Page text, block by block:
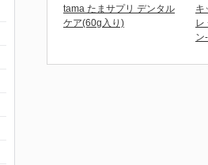
tama たまサプリ デンタル
ケア(60g入り)
キ
レ
ン